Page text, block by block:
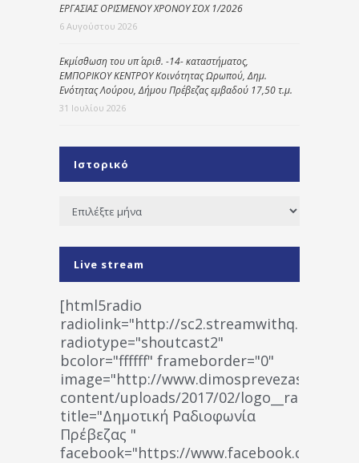
ΕΡΓΑΣΙΑΣ ΟΡΙΣΜΕΝΟΥ ΧΡΟΝΟΥ ΣΟΧ 1/2026
6 Αυγούστου 2026
Εκμίσθωση του υπ΄ αριθ. -14- καταστήματος,
ΕΜΠΟΡΙΚΟΥ ΚΕΝΤΡΟΥ Κοινότητας Ωρωπού, Δημ.
Ενότητας Λούρου, Δήμου Πρέβεζας εμβαδού 17,50 τ.μ.
31 Ιουλίου 2026
Ιστορικό
Ιστορικό
Live stream
[html5radio
radiolink="http://
radiotype="shoutcast2"
bcolor="ffffff" frameborder="0"
image="http://www.dimosprevezas.gr/wp-
content/uploads/2017/02/
title="Δημοτική Ραδιοφωνία
Πρέβεζας "
facebook="https://www.facebook.com/